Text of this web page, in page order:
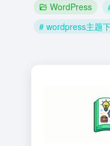
WordPress
# wordpress主题